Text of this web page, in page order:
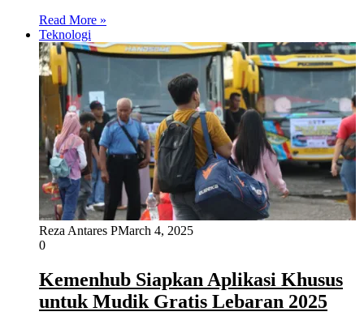
Read More »
Teknologi
Reza Antares PMarch 4, 2025
0
Kemenhub Siapkan Aplikasi Khusus
untuk Mudik Gratis Lebaran 2025